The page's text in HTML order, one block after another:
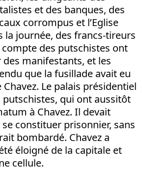
et des banques, des
corrompus et l’Eglise
la journée, des francs-tireurs
des putschistes ont
manifestants, et les
que la fusillade avait eu
Le palais présidentiel
qui ont aussitôt
à Chavez. Il devait
constituer prisonnier, sans
bombardé. Chavez a
éloigné de la capitale et
cellule.